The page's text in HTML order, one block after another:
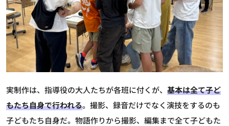
実制作は、指導役の大人たちが各班に付くが、 基本は全て子ど
もたち自身で行われる。撮影、録音だけでなく演技をするのも
子どもたち自身だ。物語作りから撮影、編集まで全て子どもた